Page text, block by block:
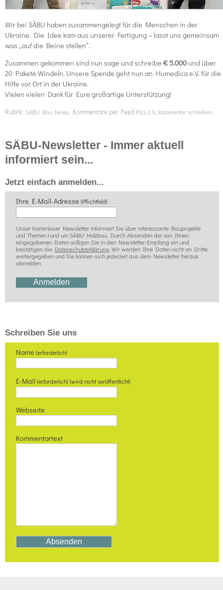
Wir bei SÄBU haben zusammengelegt für die Menschen in der
Ukraine. Die Idee kam aus unserer Fertigung – lasst uns gemeinsam
was „auf die Beine stellen“.
Zusammen gekommen sind nun sage und schreibe € 5.000und über
20 Pakete Windeln. Unsere Spende geht nun an Humedica e.V. für die
Hilfe vor Ort in der Ukraine.
Vielen vielen Dank für Eure großartige Unterstützung!
Rubrik: SÄBU Bau News, Kommentare per Feed RSS 2.0, Kommentar schreiben,
SÄBU-Newsletter - Immer aktuell
informiert sein...
Jetzt einfach anmelden...
Ihre E-Mail-Adresse (Pflichtfeld)
Unser kostenloser Newsletter informiert Sie über interessante Bauprojekte
und Themen rund um SÄBU Holzbau. Durch Absenden der von Ihnen
eingegebenen Daten willigen Sie in den Newsletter-Empfang ein und
bestätigen die Datenschutzerklärung.Wir werden Ihre Daten nicht an Dritte
weitergegeben und Sie können sich jederzeit aus dem Newsletter heraus
abmelden.
Schreiben Sie uns
Name (erforderlich)
E-Mail (erforderlich) (wird nicht veröffentlicht)
Webseite
Kommentartext